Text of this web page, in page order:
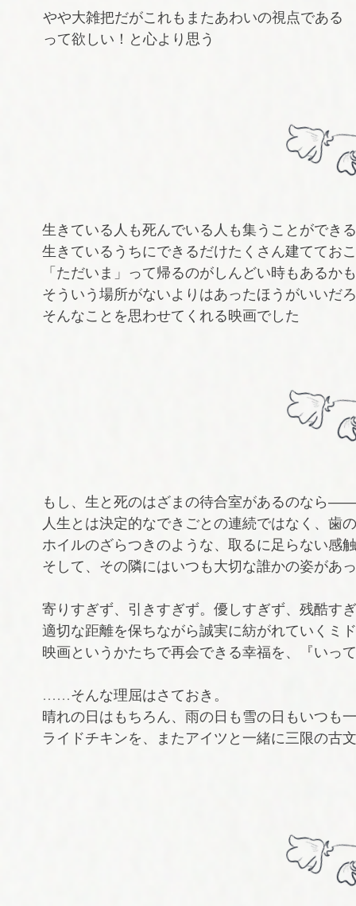
やや大雑把だがこれもまたあわいの視点であ
って欲しい！と心より思う
生きている人も死んでいる人も集うことができ
生きているうちにできるだけたくさん建ててお
「ただいま」って帰るのがしんどい時もあるか
そういう場所がないよりはあったほうがいいだ
そんなことを思わせてくれる映画でした
もし、生と死のはざまの待合室があるのなら
人生とは決定的なできごとの連続ではなく、歯
ホイルのざらつきのような、取るに足らない感
そして、その隣にはいつも大切な誰かの姿があ
寄りすぎず、引きすぎず。優しすぎず、残酷す
適切な距離を保ちながら誠実に紡がれていくミ
映画というかたちで再会できる幸福を、『いっ
……そんな理屈はさておき。
晴れの日はもちろん、雨の日も雪の日もいつも
ライドチキンを、またアイツと一緒に三限の古